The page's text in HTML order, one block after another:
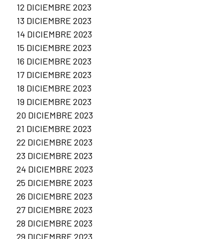
12 DICIEMBRE 2023
13 DICIEMBRE 2023
14 DICIEMBRE 2023
15 DICIEMBRE 2023
16 DICIEMBRE 2023
17 DICIEMBRE 2023
18 DICIEMBRE 2023
19 DICIEMBRE 2023
20 DICIEMBRE 2023
21 DICIEMBRE 2023
22 DICIEMBRE 2023
23 DICIEMBRE 2023
24 DICIEMBRE 2023
25 DICIEMBRE 2023
26 DICIEMBRE 2023
27 DICIEMBRE 2023
28 DICIEMBRE 2023
29 DICIEMBRE 2023